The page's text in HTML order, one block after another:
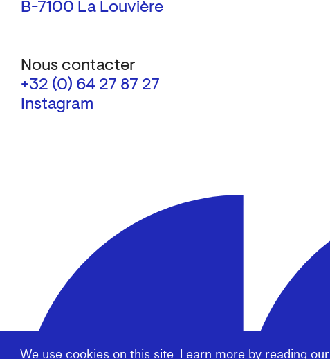
We use cookies on this site. Learn more by reading our
B-7100 La Louvière
Nous contacter
+32 (0) 64 27 87 27
Instagram